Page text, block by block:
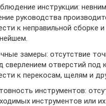
инструкции:
руководства
к неправильной сборке
замеры: отсутствие
сверлением отверстий под
к перекосам, щелям и
инструментов:
инструментов или